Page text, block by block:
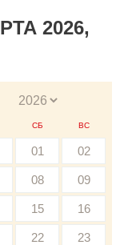
2026,
СБ ВС
01 02
08 09
15 16
22 23